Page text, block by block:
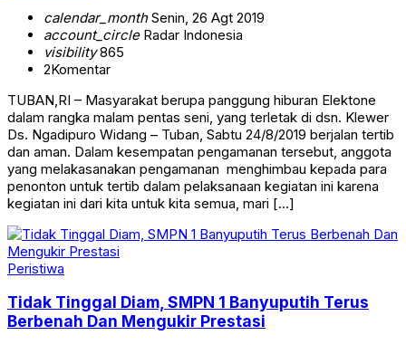
calendar_monthSenin, 26 Agt 2019
account_circleRadar Indonesia
visibility865
2Komentar
TUBAN,RI – Masyarakat berupa panggung hiburan Elektone
dalam rangka malam pentas seni, yang terletak di dsn. Klewer
Ds. Ngadipuro Widang – Tuban, Sabtu 24/8/2019 berjalan tertib
dan aman. Dalam kesempatan pengamanan tersebut, anggota
yang melakasanakan pengamanan menghimbau kepada para
penonton untuk tertib dalam pelaksanaan kegiatan ini karena
kegiatan ini dari kita untuk kita semua, mari […]
Peristiwa
Tidak Tinggal Diam, SMPN 1 Banyuputih Terus
Berbenah Dan Mengukir Prestasi